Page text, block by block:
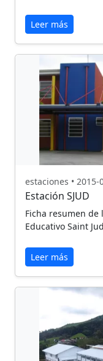
Leer más
estaciones • 2015-
Estación SJUD
Ficha resumen
Educativo Saint
Leer más